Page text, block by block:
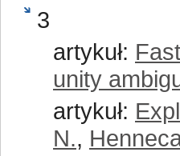
3
artykuł:
unity
artykuł:
N.,